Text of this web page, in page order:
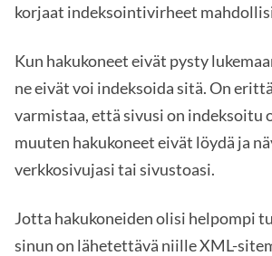
korjaat indeksointivirheet
Kun hakukoneet eivät pysty
ne eivät voi indeksoida sitä. On
varmistaa, että sivusi on indeksoitu
muuten hakukoneet eivät löydä ja
verkkosivujasi tai sivustoasi.
Jotta hakukoneiden olisi helpompi
sinun on lähetettävä niille XML-